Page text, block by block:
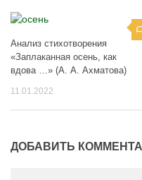
Анализ стихотворения
«Заплаканная осень, как
вдова …» (А. А. Ахматова)
11.01.2022
ДОБАВИТЬ